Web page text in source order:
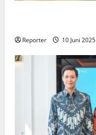
Reporter 10 Juni 2025